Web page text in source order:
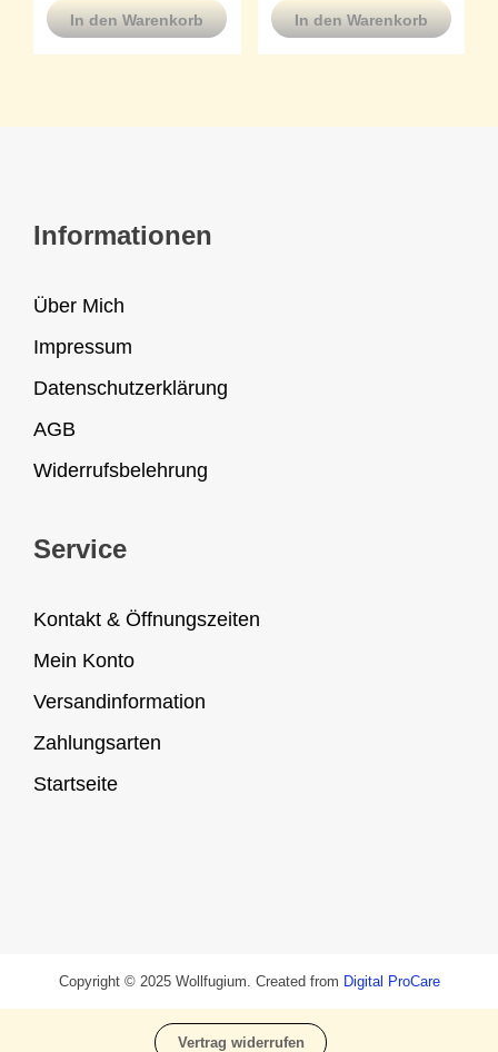
In den Warenkorb In den Warenkorb
Informationen
Über Mich
Impressum
Datenschutzerklärung
AGB
Widerrufsbelehrung
Service
Kontakt & Öffnungszeiten
Mein Konto
Versandinformation
Zahlungsarten
Startseite
Copyright © 2025 Wollfugium. Created from Digital ProCare
Vertrag widerrufen